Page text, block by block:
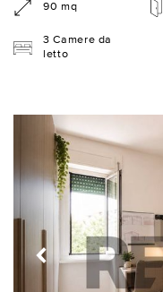
90 mq
3 Camere da
letto